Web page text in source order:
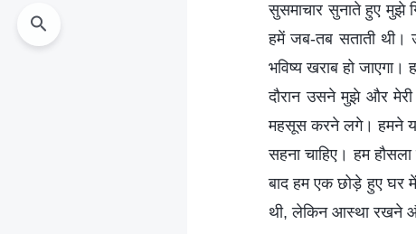
सुसमाचार सुनाते हुए मुझे
हमें जब-तब सताती थी।
भविष्य खराब हो
दौरान उसने मुझे और
महसूस करने लगे। हमने
सहना चाहिए। हम
बाद हम एक छोड़े हुए घर
थी, लेकिन आस्था रखने